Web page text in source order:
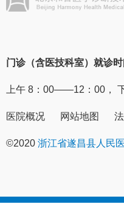
门诊（含医技科室）就诊
上午 8：00——12：00，
医院概况 网站地图
©2020 浙江省遂昌县人民